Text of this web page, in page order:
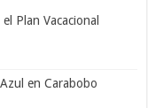
Plan Vacacional
en Carabobo